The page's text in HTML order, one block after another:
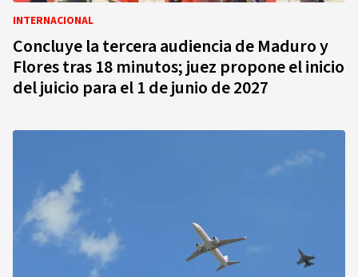
INTERNACIONAL
Concluye la tercera audiencia de Maduro y
Flores tras 18 minutos; juez propone el inicio
del juicio para el 1 de junio de 2027